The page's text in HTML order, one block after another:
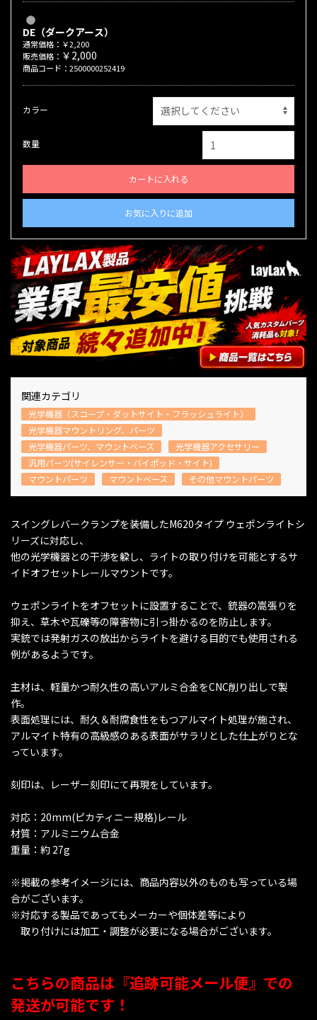
DE（ダークアース）
通常価格：￥2,200
販売価格： ￥2,000
商品コード：2500000252419
カラー
数量
カートに入れる
お気に入りに追加
関連カテゴリ
光学機器（スコープ・ダットサイト・フラッシュライト）
光学機器マウントリング、パーツ
光学機器パーツ、マウントベース
光学機器アクセサリー
汎用パーツ(サイレンサー・バイポッド・サイト)
マウントパーツ
マウントベース その他マウントパーツ
スイングレバークランプを装備したM620タイプ ウェポンライトシ
リーズに対応し、
他の光学機器との干渉を躱し、ライトの取り付けを可能とするサ
イドオフセットレールマウントです。
ウェポンライトをオフセットに設置することで、銃器の嵩張りを
抑え、草木や瓦礫等の障害物に引っ掛かるのを防止します。
実銃では発射ガスの放出からライトを避ける目的でも使用される
例があるようです。
主材は、軽量かつ耐久性の高いアルミ合金をCNC削り出しで製
作。
表面処理には、耐久＆耐腐食性をもつアルマイト処理が施され、
アルマイト特有の高級感のある表面がサラリとした仕上がりとな
っています。
刻印は、レーザー刻印にて再現をしています。
対応：20mm(ピカティニー規格)レール
材質：アルミニウム合金
重量：約 27g
※掲載の参考イメージには、商品内容以外のものも写っている場
合がございます。
※対応する製品であってもメーカーや個体差等により
取り付けには加工・調整が必要になる場合がございます。
こちらの商品は『追跡可能メール便』での
発送が可能です！